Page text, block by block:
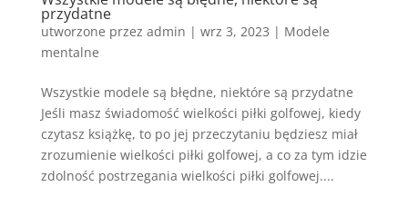
przydatne
utworzone przez admin | wrz 3, 2023 | Modele
mentalne
Wszystkie modele są błędne, niektóre są przydatne
Jeśli masz świadomość wielkości piłki golfowej, kiedy
czytasz książkę, to po jej przeczytaniu będziesz miał
zrozumienie wielkości piłki golfowej, a co za tym idzie
zdolność postrzegania wielkości piłki golfowej....